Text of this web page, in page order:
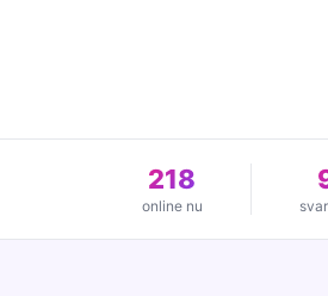
218
online nu